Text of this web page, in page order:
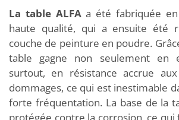
La table ALFAa été fabriquée
haute qualité, qui a ensuite été
couche de peinture en poudre.
table gagne non seulement en
surtout, en résistance accrue
dommages, ce qui est inestimable
forte fréquentation. La base de la